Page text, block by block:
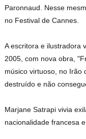
Paronnaud. Nesse
no Festival de Cannes.
A escritora e ilustradora
2005, com nova obra,
músico virtuoso, no Irão
destruído e não
Marjane Satrapi vivia
nacionalidade francesa